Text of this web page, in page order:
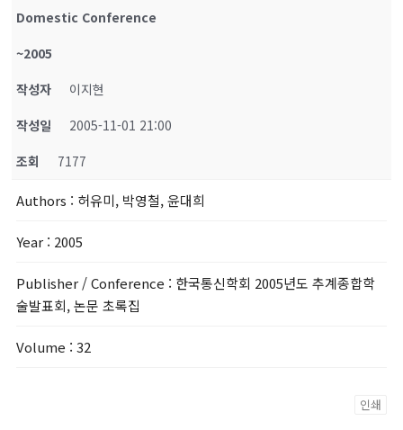
Domestic Conference
~2005
작성자
이지현
작성일
2005-11-01 21:00
조회
7177
Authors : 허유미, 박영철, 윤대희
Year : 2005
Publisher / Conference : 한국통신학회 2005년도 추계종합학
술발표회, 논문 초록집
Volume : 32
인쇄